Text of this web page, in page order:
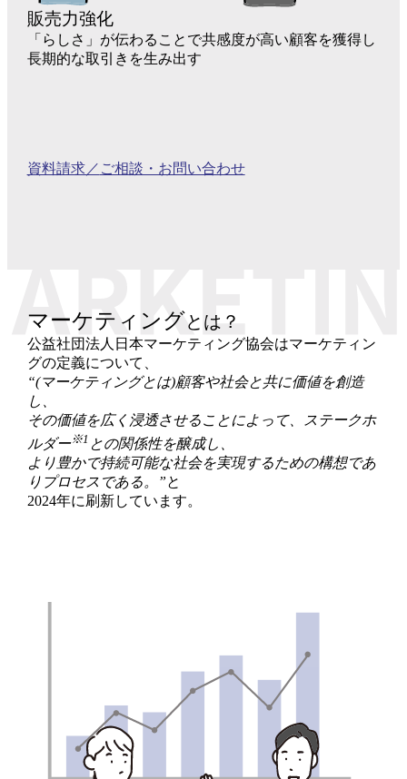
販売力強化
「らしさ」 が伝わることで共感度が高い顧客を獲得し
長期的な取引きを生み出す
資料請求／ ご相談・お問い合わせ
マーケティングとは？
公益社団法人日本マーケティング協会はマーケティン
グの定義について、
“(マーケティングとは)顧客や社会と共に価値を創造
し、
その価値を広く浸透させることによって、
ステークホ
ルダー ※1 との関係性を醸成し、
より豊かで持続可能な社会を実現するための構想であ
りプロセスである。”と
2024年に刷新しています。